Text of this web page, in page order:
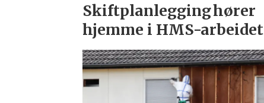
Skiftplanlegging hører
hjemme i HMS-arbeidet